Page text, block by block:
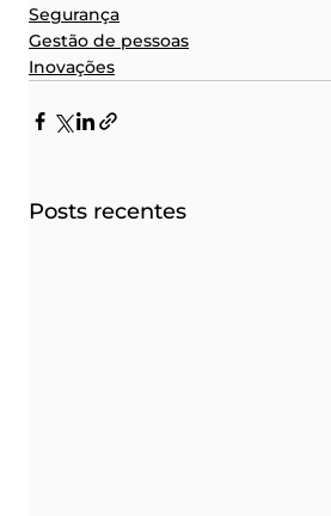
Segurança
Gestão de pessoas
Inovações
Posts recentes